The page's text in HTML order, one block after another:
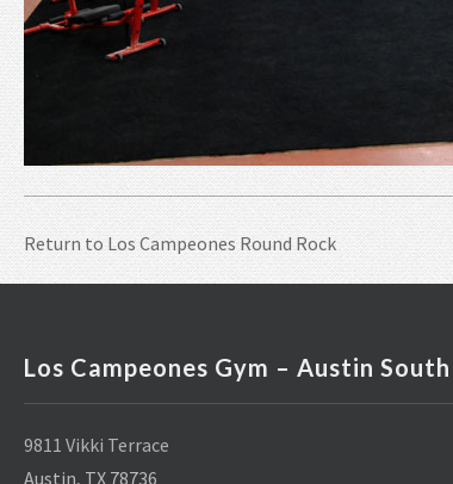
Return to Los Campeones Round Rock
Los Campeones Gym – Austin South
9811 Vikki Terrace
Austin, TX 78736